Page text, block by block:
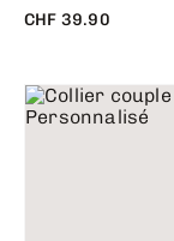
CHF 39.90